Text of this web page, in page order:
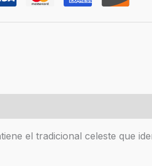
el tradicional celeste que